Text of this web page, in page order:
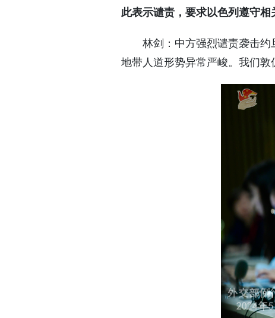
此表示谴责，要求以色列遵守
林剑：中方强烈谴责袭击
地带人道形势异常严峻。我们敦